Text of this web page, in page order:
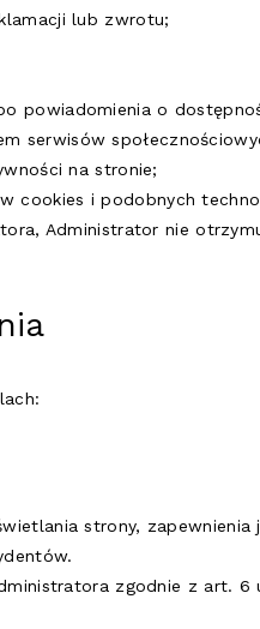
lub zwrotu;
powiadomienia o
serwisów
na stronie;
cookies i podobnych
Administrator nie
strony, zapewnienia
zgodnie z art. 6